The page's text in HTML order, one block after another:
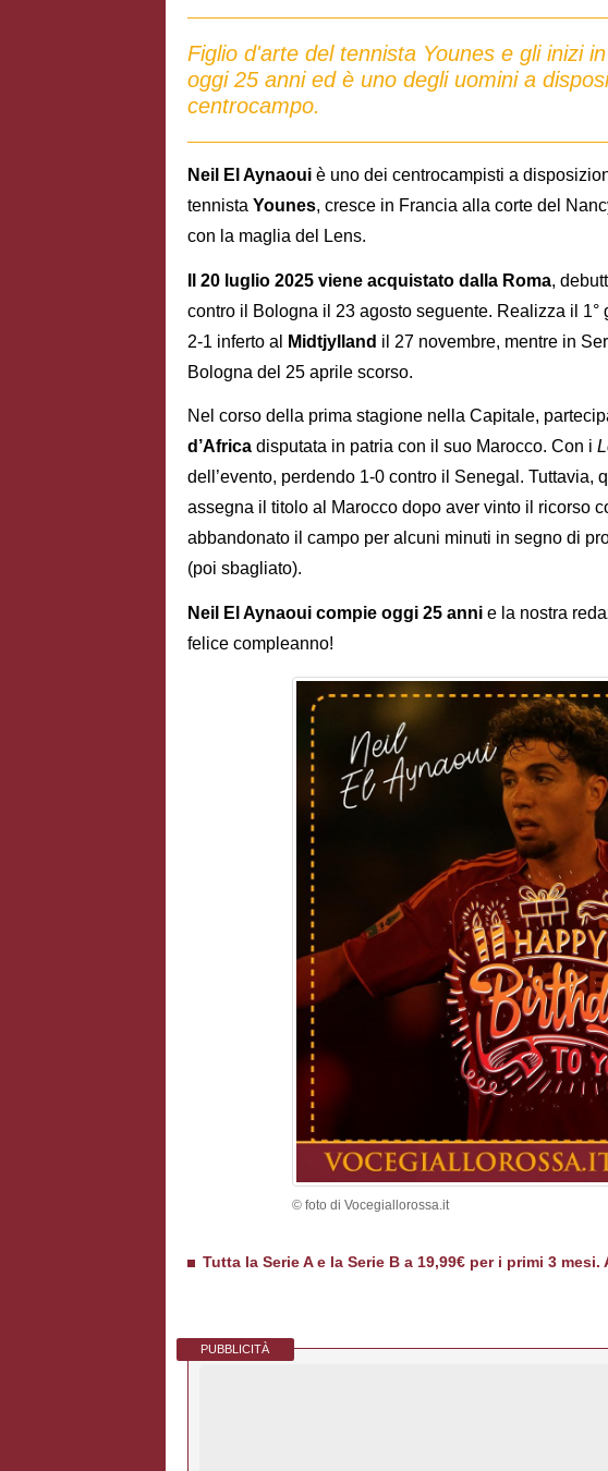
Figlio d'arte del tennista Younes e gli inizi
oggi 25 anni ed è uno degli uomini a
centrocampo.
Neil El Aynaoui è uno dei centrocampisti a
tennista Younes, cresce in Francia alla corte del
con la maglia del Lens.
Il 20 luglio 2025 viene acquistato dalla Roma,
contro il Bologna il 23 agosto seguente. Realizza il
2-1 inferto al
Midtjylland il 27 novembre, mentre in
Bologna del 25 aprile scorso.
Nel corso della prima stagione nella Capitale,
d’Africa disputata in patria con il suo Marocco. Con i
dell’evento, perdendo 1-0 contro il Senegal. Tuttavia,
assegna il titolo al Marocco dopo aver vinto il ricorso
abbandonato il campo per alcuni minuti in segno di
(poi sbagliato).
Neil El Aynaoui compie oggi 25 anni e la nostra
felice compleanno!
© foto di Vocegiallorossa.it
Tutta la Serie A e la Serie B a 19,99€ per i primi 3
PUBBLICITÀ